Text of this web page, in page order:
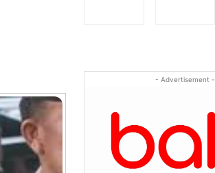
- Advertisement -